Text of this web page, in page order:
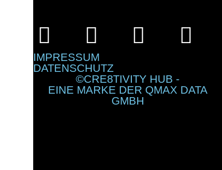
IMPRESSUM
©CRE8TIVITY HUB -
EINE MARKE DER QMAX DATA
GMBH
DATENSCHUTZ